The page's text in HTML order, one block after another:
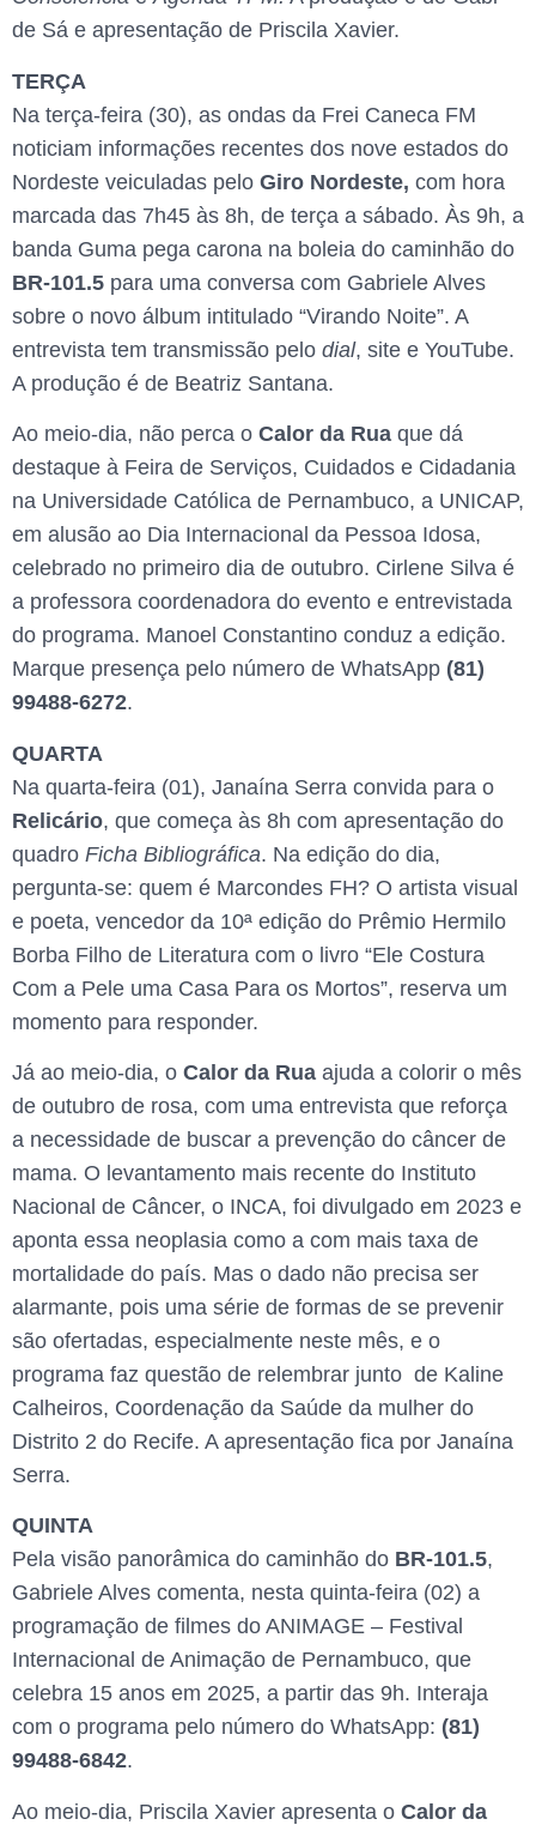
de Sá e apresentação de Priscila Xavier.
TERÇA
Na terça-feira (30), as ondas da Frei Caneca FM
noticiam informações recentes dos nove estados do
Nordeste veiculadas pelo Giro Nordeste, com hora
marcada das 7h45 às 8h, de terça a sábado. Às 9h, a
banda Guma pega carona na boleia do caminhão do
BR-101.5 para uma conversa com Gabriele Alves
sobre o novo álbum intitulado “Virando Noite”. A
entrevista tem transmissão pelo dial, site e YouTube.
A produção é de Beatriz Santana.
Ao meio-dia, não perca o Calor da Rua que dá
destaque à Feira de Serviços, Cuidados e Cidadania
na Universidade Católica de Pernambuco, a UNICAP,
em alusão ao Dia Internacional da Pessoa Idosa,
celebrado no primeiro dia de outubro. Cirlene Silva é
a professora coordenadora do evento e entrevistada
do programa. Manoel Constantino conduz a edição.
Marque presença pelo número de WhatsApp (81)
99488-6272.
QUARTA
Na quarta-feira (01), Janaína Serra convida para o
Relicário, que começa às 8h com apresentação do
quadro Ficha Bibliográfica. Na edição do dia,
pergunta-se: quem é Marcondes FH? O artista visual
e poeta, vencedor da 10ª edição do Prêmio Hermilo
Borba Filho de Literatura com o livro “Ele Costura
Com a Pele uma Casa Para os Mortos”, reserva um
momento para responder.
Já ao meio-dia, o Calor da Rua ajuda a colorir o mês
de outubro de rosa, com uma entrevista que reforça
a necessidade de buscar a prevenção do câncer de
mama. O levantamento mais recente do Instituto
Nacional de Câncer, o INCA, foi divulgado em 2023 e
aponta essa neoplasia como a com mais taxa de
mortalidade do país. Mas o dado não precisa ser
alarmante, pois uma série de formas de se prevenir
são ofertadas, especialmente neste mês, e o
programa faz questão de relembrar junto de Kaline
Calheiros, Coordenação da Saúde da mulher do
Distrito 2 do Recife. A apresentação fica por Janaína
Serra.
QUINTA
Pela visão panorâmica do caminhão do BR-101.5,
Gabriele Alves comenta, nesta quinta-feira (02) a
programação de filmes do ANIMAGE – Festival
Internacional de Animação de Pernambuco, que
celebra 15 anos em 2025, a partir das 9h. Interaja
com o programa pelo número do WhatsApp: (81)
99488-6842.
Ao meio-dia, Priscila Xavier apresenta o Calor da